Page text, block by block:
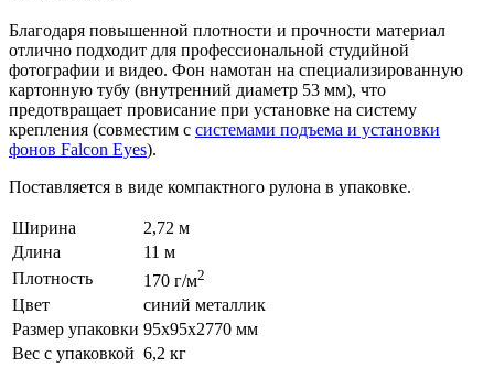
Благодаря повышенной плотности и прочности материал
отлично подходит для профессиональной студийной
фотографии и видео. Фон намотан на специализированную
картонную тубу (внутренний диаметр 53 мм), что
предотвращает провисание при установке на систему
крепления (совместим с системами подъема и установки
фонов Falcon Eyes).
Поставляется в виде компактного рулона в упаковке.
Ширина
2,72 м
Длина
11 м
Плотность
170 г/м2
Цвет
синий металлик
Размер упаковки 95х95х2770 мм
Вес с упаковкой 6,2 кг